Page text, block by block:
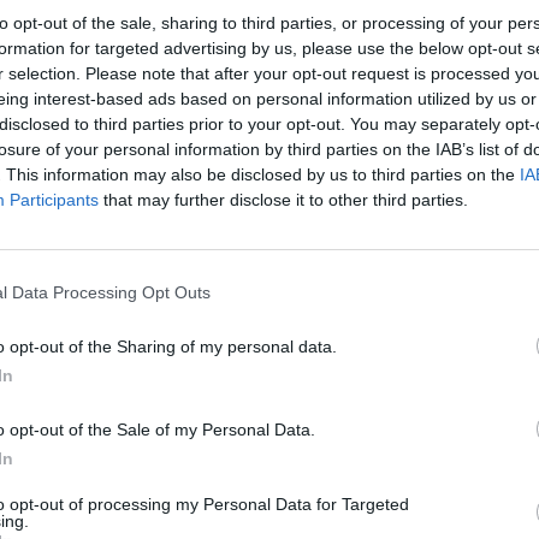
opt-out of the sale, sharing to third parties, or processing of your
for targeted advertising by us, please use the below opt-out
selection. Please note that after your opt-out request is processed
interest-based ads based on personal information utilized by us
to third parties prior to your opt-out. You may separately
of your personal information by third parties on the IAB’s list of
This information may also be disclosed by us to third parties on the
Participants that may further disclose it to other third parties.
Data Processing Opt Outs
opt-out of the Sharing of my personal data.
opt-out of the Sale of my Personal Data.
opt-out of processing my Personal Data for Targeted
Joseph Conrad wJądrze ciemności. Główny bohater,
odnaleźć Kurtza, agenta handlowego, nad którym
wybitnym, jednostką obdarzoną wieloma
pobyt z dala od cywilizacji dokonał w jego
cywilizacyjnej został przez tubylczą ludność Afryki
głębi dżungli i założył własne państwo, którym
w kierunku tytułowego jądra ciemności, które
także symbolicznym przedstawieniem
za składające się na godność ludzką.
ludzi, by samemu we własnych oczach stać się
najmroczniejszym instynktom.